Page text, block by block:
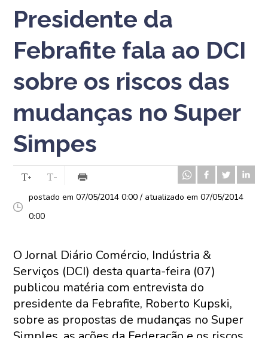
Presidente da
Febrafite fala ao DCI
sobre os riscos das
mudanças no Super
Simpes
postado em 07/05/2014 0:00 / atualizado em 07/05/2014
0:00
O Jornal Diário Comércio, Indústria &
Serviços (DCI) desta quarta-feira (07)
publicou matéria com entrevista do
presidente da Febrafite, Roberto Kupski,
sobre as propostas de mudanças no Super